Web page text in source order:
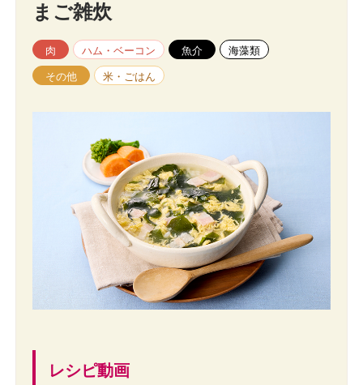
まご雑炊
肉 ハム・ベーコン 魚介 海藻類
その他 米・ごはん
レシピ動画